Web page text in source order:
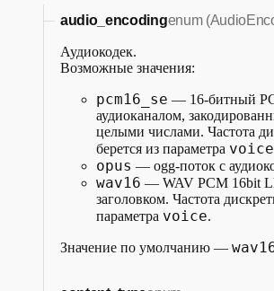
audio_encodingenum
Аудиокодек.
Возможные значения:
pcm16_se — 16-битный
аудиоканалом,
целыми числами. Частота
берется из параметра voice
opus — ogg-поток с
wav16 — WAV PCM 16bit
заголовком. Частота
параметра voice.
Значение по умолчанию —